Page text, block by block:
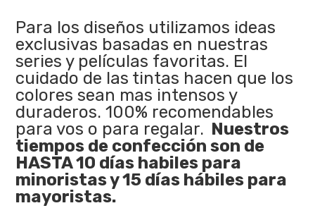
Para los diseños utilizamos ideas
exclusivas basadas en nuestras
series y películas favoritas. El
cuidado de las tintas hacen que los
colores sean mas intensos y
duraderos. 100% recomendables
para vos o para regalar. Nuestros
tiempos de confección son de
HASTA 10 días habiles para
minoristas y 15 días hábiles para
mayoristas.